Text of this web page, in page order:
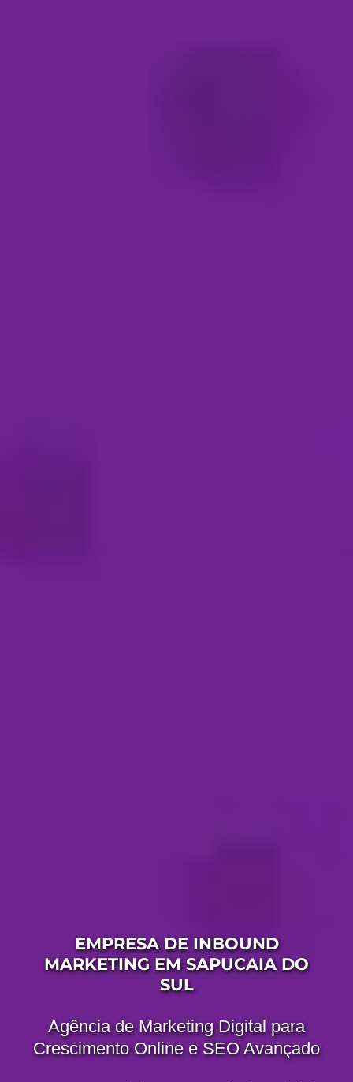
EMPRESA DE INBOUND
MARKETING EM SAPUCAIA DO
SUL
Agência de Marketing Digital para
Crescimento Online e SEO Avançado